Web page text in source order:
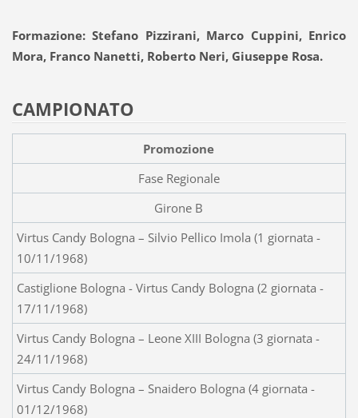
Formazione: Stefano Pizzirani, Marco Cuppini, Enrico
Mora, Franco Nanetti, Roberto Neri, Giuseppe Rosa.
CAMPIONATO
Promozione
Fase Regionale
Girone B
Virtus Candy Bologna – Silvio Pellico Imola (1 giornata -
10/11/1968)
Castiglione Bologna - Virtus Candy Bologna (2 giornata -
17/11/1968)
Virtus Candy Bologna – Leone XIII Bologna (3 giornata -
24/11/1968)
Virtus Candy Bologna – Snaidero Bologna (4 giornata -
01/12/1968)